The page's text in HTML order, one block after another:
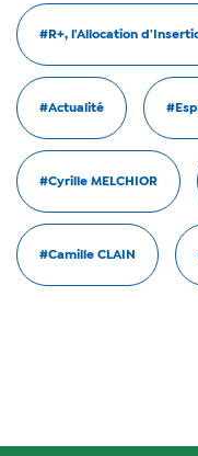
#R+, l'Allocation
#Actualité
#Cyrille MELCHIOR
#Camille CLAIN